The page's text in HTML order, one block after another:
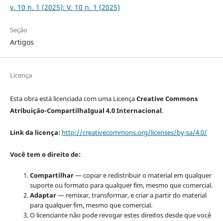
v. 10 n. 1 (2025): V. 10 n. 1 (2025)
Seção
Artigos
Licença
Esta obra está licenciada com uma LicençaCreative Commons
Atribuição-CompartilhaIgual 4.0 Internacional.
Link da licença: http://creativecommons.org/licenses/by-sa/4.0/
Você tem o direito de:
Compartilhar— copiar e redistribuir o material em qualquer
suporte ou formato para qualquer fim, mesmo que comercial.
Adaptar— remixar, transformar, e criar a partir do material
para qualquer fim, mesmo que comercial.
O licenciante não pode revogar estes direitos desde que você